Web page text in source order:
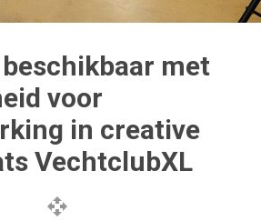
met
voor
in creative
VechtclubXL
open_with